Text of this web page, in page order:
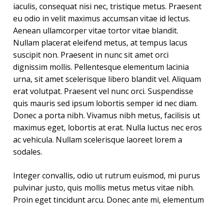
iaculis, consequat nisi nec, tristique metus. Praesent
eu odio in velit maximus accumsan vitae id lectus.
Aenean ullamcorper vitae tortor vitae blandit.
Nullam placerat eleifend metus, at tempus lacus
suscipit non. Praesent in nunc sit amet orci
dignissim mollis. Pellentesque elementum lacinia
urna, sit amet scelerisque libero blandit vel. Aliquam
erat volutpat. Praesent vel nunc orci. Suspendisse
quis mauris sed ipsum lobortis semper id nec diam.
Donec a porta nibh. Vivamus nibh metus, facilisis ut
maximus eget, lobortis at erat. Nulla luctus nec eros
ac vehicula. Nullam scelerisque laoreet lorem a
sodales.
Integer convallis, odio ut rutrum euismod, mi purus
pulvinar justo, quis mollis metus metus vitae nibh.
Proin eget tincidunt arcu. Donec ante mi, elementum